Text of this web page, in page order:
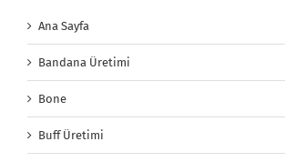
Ana Sayfa
Bandana Üretimi
Bone
Buff Üretimi